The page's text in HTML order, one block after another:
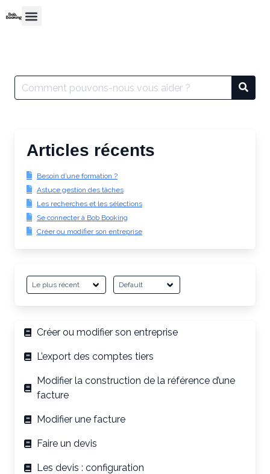
Articles récents
Besoin d’une formation ?
Astuce gestion des tâches
Les recherches et les sélections
Se connecter à Bob Booking
Créer ou modifier son entreprise
Créer ou modifier son entreprise
L’export des comptes tiers
Modifier la construction de la référence d’une
facture
Modifier une facture
Faire un devis
Les devis : configuration